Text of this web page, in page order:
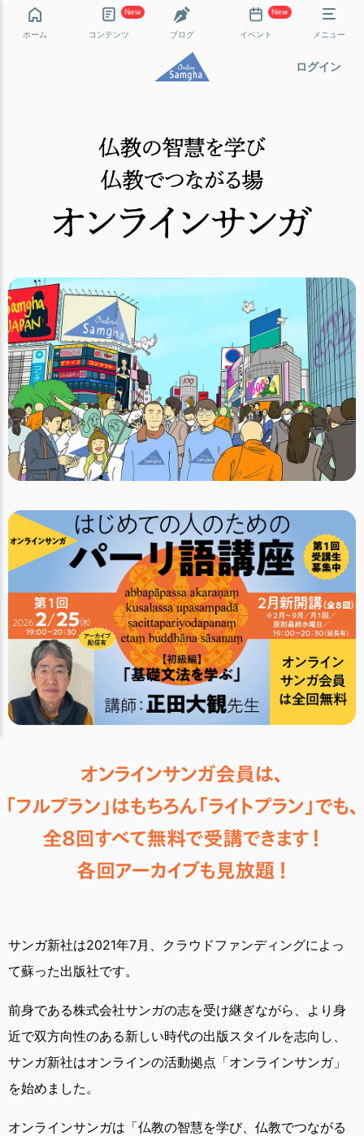
ホーム
New
コンテンツ ブログ
New
イベント メニュー
ログイン
サンガ新社は2021年7月、 クラウドファンディングによっ
て蘇った出版社です。
前身である株式会社サンガの志を受け継ぎながら、 より身
近で双方向性のある新しい時代の出版スタイルを志向し、
サンガ新社はオンラインの活動拠点「オンラインサンガ」
を始めました。
オンラインサンガは 「仏教の智慧を学び、仏教でつながる